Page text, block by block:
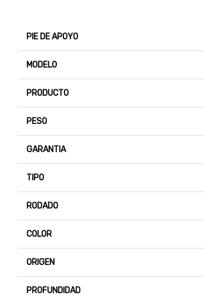
PIE DE APOYO
MODELO
PRODUCTO
PESO
GARANTIA
TIPO
RODADO
COLOR
ORIGEN
PROFUNDIDAD